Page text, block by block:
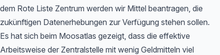
dem Rote Liste Zentrum werden wir Mittel beantragen, die
zukünftigen Datenerhebungen zur Verfügung stehen sollen.
Es hat sich beim Moosatlas gezeigt, dass die effektive
Arbeitsweise der Zentralstelle mit wenig Geldmitteln viel